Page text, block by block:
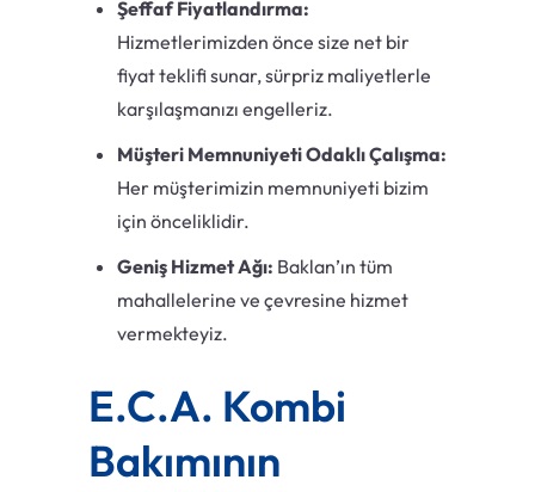
Şeffaf Fiyatlandırma:
Hizmetlerimizden önce size net bir
fiyat teklifi sunar, sürpriz maliyetlerle
karşılaşmanızı engelleriz.
Müşteri Memnuniyeti Odaklı Çalışma:
Her müşterimizin memnuniyeti bizim
için önceliklidir.
Geniş Hizmet Ağı: Baklan’ın tüm
mahallelerine ve çevresine hizmet
vermekteyiz.
E.C.A. Kombi
Bakımının